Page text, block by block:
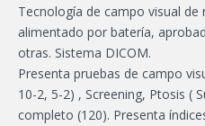
Tecnología de campo visual de
alimentado por batería,
otras. Sistema DICOM.
Presenta pruebas de campo
10-2, 5-2) , Screening, Ptosis (
completo (120). Presenta